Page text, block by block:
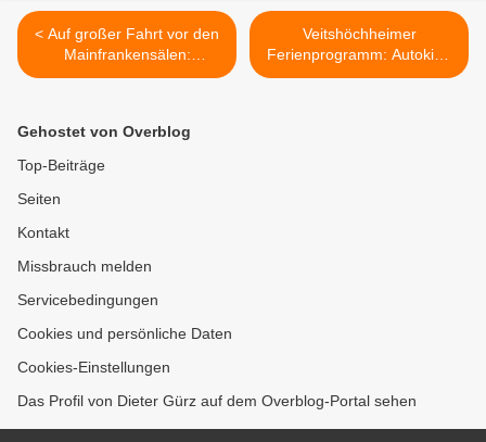
< Auf großer Fahrt vor den
Mainfrankensälen:
Strahlendes Sommerwetter,
Wasserwacht
Veitshöchheim machte
Ferienwünsche wahr.
Veitshöchheimer
Ferienprogramm: Autokino
der VCC-Jugendleitung war
Gehostet von Overblog
Top-Beiträge
Seiten
Kontakt
Missbrauch melden
Servicebedingungen
Cookies und persönliche Daten
Cookies-Einstellungen
Das Profil von Dieter Gürz auf dem Overblog-Portal sehen